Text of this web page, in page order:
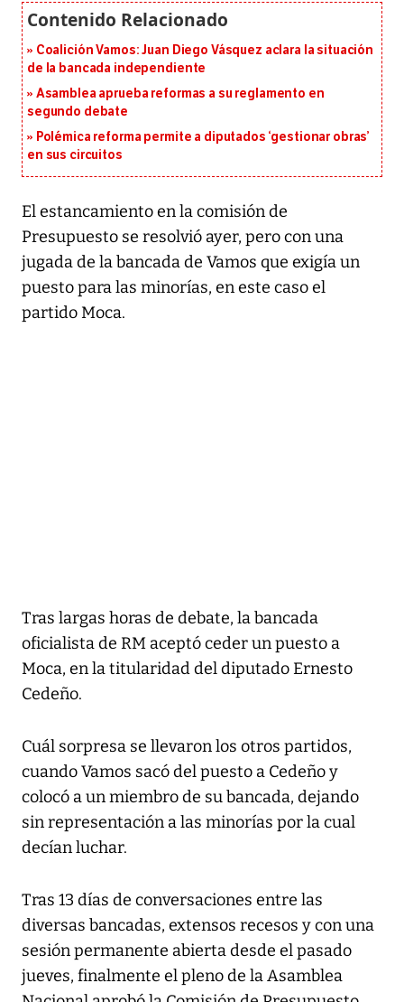
Coalición Vamos: Juan Diego Vásquez aclara la situación
de la bancada independiente
Asamblea aprueba reformas a su reglamento en
segundo debate
Polémica reforma permite a diputados ‘gestionar obras’
en sus circuitos
El estancamiento en la comisión de
Presupuesto se resolvió ayer, pero con una
jugada de la bancada de Vamos que exigía un
puesto para las minorías, en este caso el
partido Moca.
Tras largas horas de debate, la bancada
oficialista de RM aceptó ceder un puesto a
Moca, en la titularidad del diputado Ernesto
Cedeño.
Cuál sorpresa se llevaron los otros partidos,
cuando Vamos sacó del puesto a Cedeño y
colocó a un miembro de su bancada, dejando
sin representación a las minorías por la cual
decían luchar.
Tras 13 días de conversaciones entre las
diversas bancadas, extensos recesos y con una
sesión permanente abierta desde el pasado
jueves, finalmente el pleno de la Asamblea